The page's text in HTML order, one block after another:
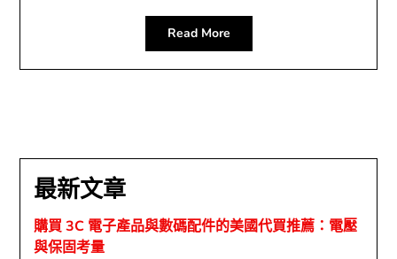
Read More
最新文章
購買 3C 電子產品與數碼配件的美國代買推薦：電壓
與保固考量